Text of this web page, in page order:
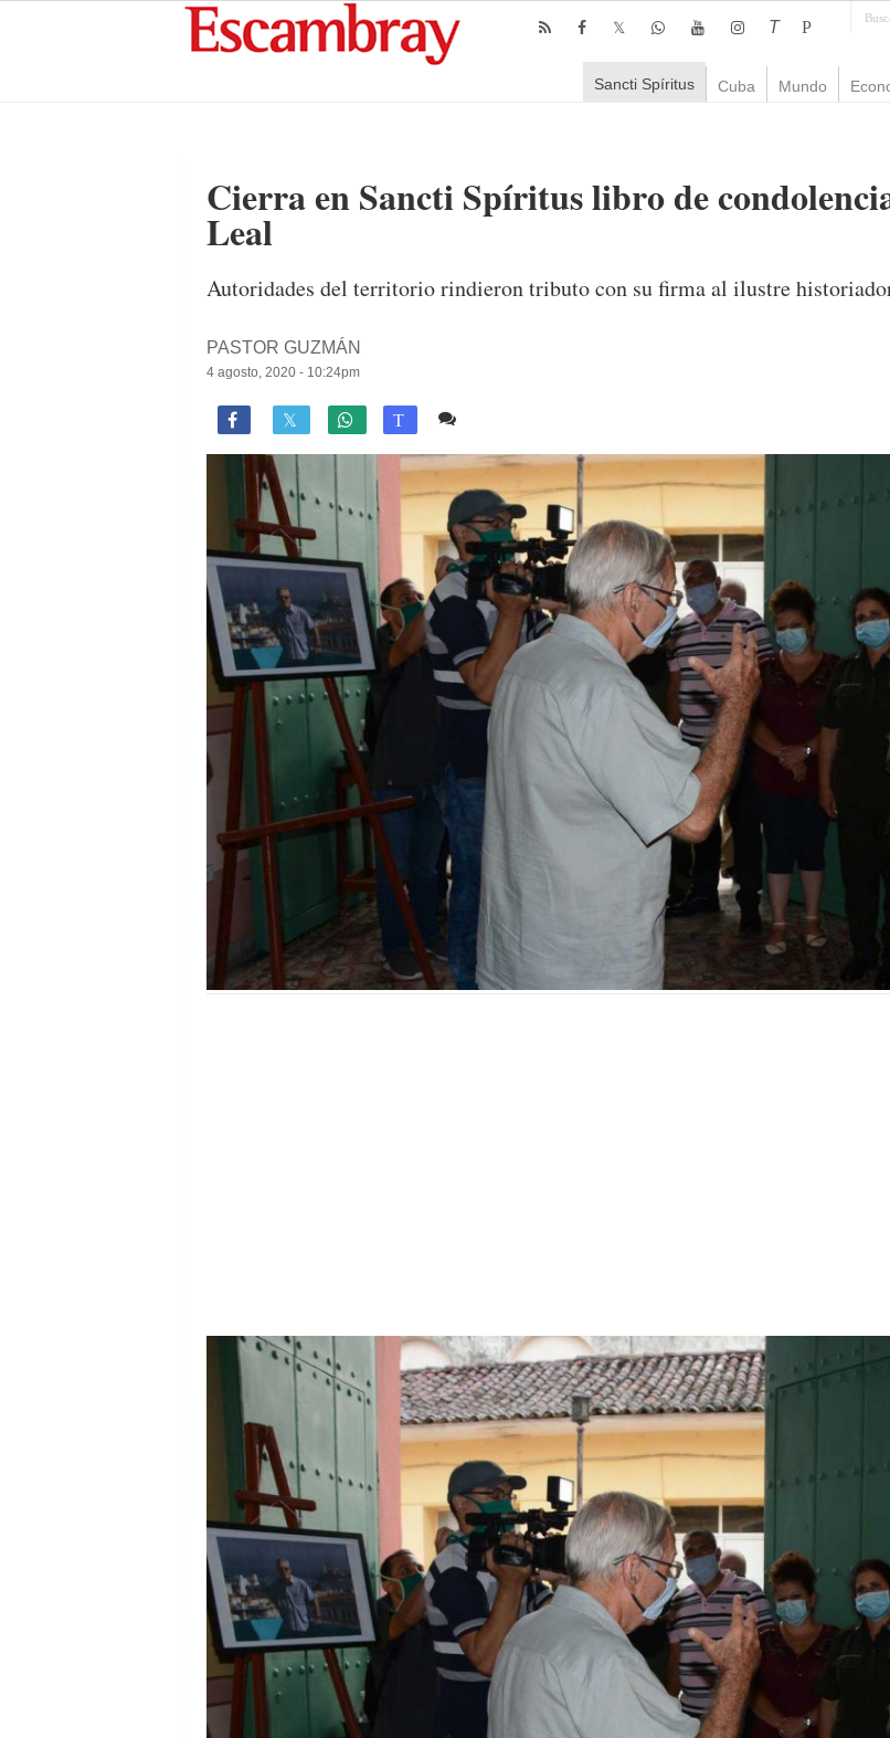
T P
Sancti Spíritus Cuba Mundo
Cierra en Sancti Spíritus libro de
Leal
Autoridades del territorio rindieron tributo con su firma al ilustre
PASTOR GUZMÁN
4 agosto, 2020 - 10:24pm
 T